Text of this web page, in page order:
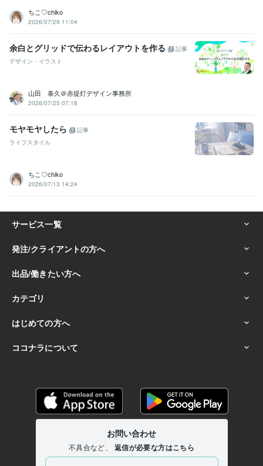
ちこ♡chiko
2026/07/29 11:04
余白とグリッドで伝わるレイアウトを作る
記事
デザイン・イラスト
山田 泰久＠赤提灯デザイン事務所
2026/07/25 07:18
モヤモヤしたら
記事
ライフスタイル
ちこ♡chiko
2026/07/13 14:24